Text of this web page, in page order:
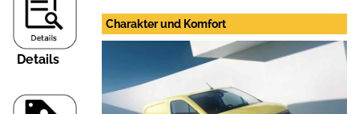
Details
Charakter und Komfort